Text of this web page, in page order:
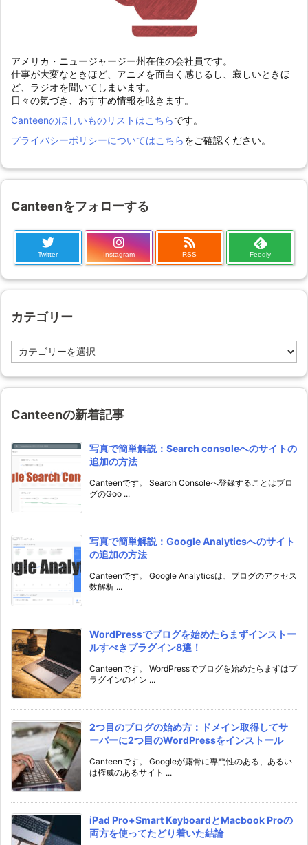
アメリカ・ニュージャージー州在住の会社員です。
仕事が大変なときほど、アニメを面白く感じるし、寂しいときほ
ど、ラジオを聞いてしまいます。
日々の気づき、おすすめ情報を呟きます。
Canteenのほしいものリストはこちらです。
プライバシーポリシーについてはこちらをご確認ください。
Canteenをフォローする
Twitter Instagram RSS Feedly
カテゴリー
テ
リ
Canteenの新着記事
写真で簡単解説：Search consoleへのサイトの
追加の方法
Canteenです。 Search Consoleへ登録することはブロ
グのGoo ...
写真で簡単解説：Google Analyticsへのサイト
の追加の方法
Canteenです。 Google Analyticsは、ブログのアクセス
数解析 ...
WordPressでブログを始めたらまずインストー
ルすべきプラグイン8選！
Canteenです。 WordPressでブログを始めたらまずはプ
ラグインのイン ...
2つ目のブログの始め方：ドメイン取得してサ
ーバーに2つ目のWordPressをインストール
Canteenです。 Googleが露骨に専門性のある、あるい
は権威のあるサイト ...
iPad Pro+Smart KeyboardとMacbook Proの
両方を使ってたどり着いた結論